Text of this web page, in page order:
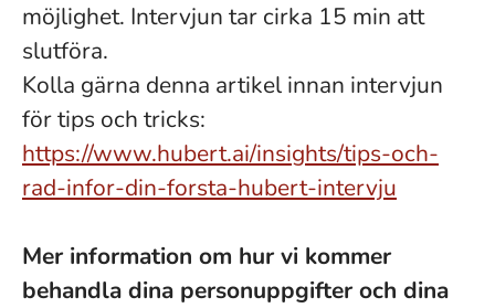
möjlighet. Intervjun tar cirka 15 min att
slutföra.
Kolla gärna denna artikel innan intervjun
för tips och tricks:
https://www.hubert.ai/insights/tips-och-
rad-infor-din-forsta-hubert-intervju
Mer information om hur vi kommer
behandla dina personuppgifter och dina